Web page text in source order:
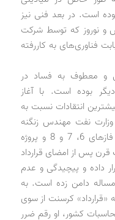
است. در بعد فنی نیز
و نوروز که توسط شرکت
فناوری‌های به کار‌رفته
و معطوف به فساد در
دیگر بوده است. با آغاز
بیع متقابل از سال 1374،‌ بیشترین انتقادات نسبت به
وزارت نفت مهندس زنگنه
مطرح شد. پرونده‌های رشوه در پروژه فازهای 6، 7 و 8 و پروژه
از یک قرن پس از امضای قرارداد
داده و پیچیدگی و عدم
دامن زده است. به
کرسنت از سوی
کشور، او رقم ضرر